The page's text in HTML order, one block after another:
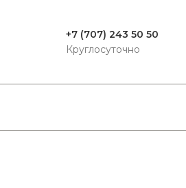
+7 (707) 243 50 50
Круглосуточно